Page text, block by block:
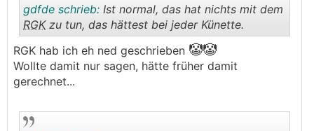
.
gdfde schrieb: Ist normal, das hat nichts mit dem
RGKzu tun, das hättest bei jeder Künette.
RGK hab ich eh ned geschrieben 🤡🤡
Wollte damit nur sagen, hätte früher damit
gerechnet...